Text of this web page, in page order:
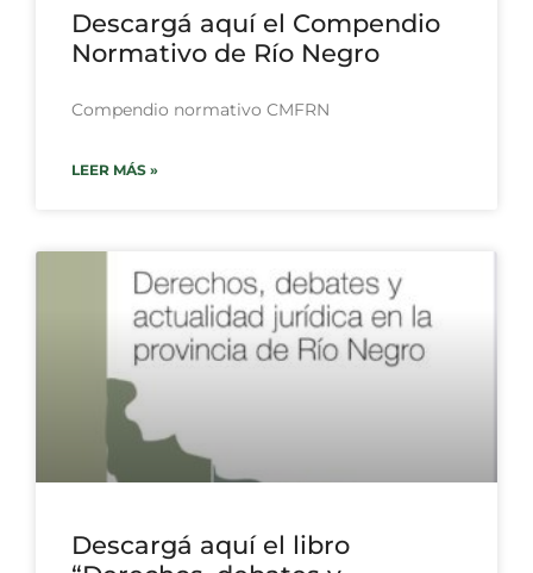
Descargá aquí el Compendio
Normativo de Río Negro
Compendio normativo CMFRN
LEER MÁS »
Descargá aquí el libro